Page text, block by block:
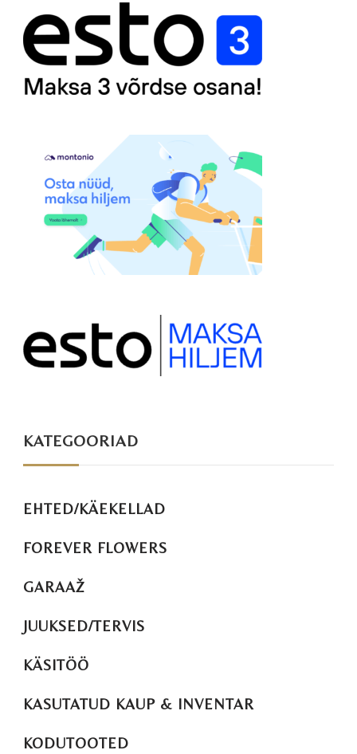
KATEGOORIAD
EHTED/KÄEKELLAD
FOREVER FLOWERS
GARAAŽ
JUUKSED/TERVIS
KÄSITÖÖ
KASUTATUD KAUP & INVENTAR
KODUTOOTED